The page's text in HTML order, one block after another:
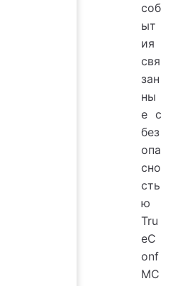
соб
ыт
ия
свя
зан
ны
е с
без
опа
сно
сть
ю
Tru
eC
onf
MC